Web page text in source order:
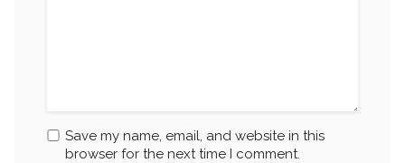
Save my name, email, and website in this
browser for the next time I comment.